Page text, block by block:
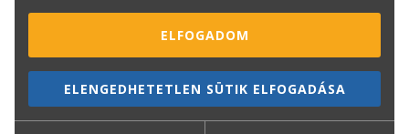
TOVÁBB
Leiratkozás
ELFOGADOM
ELENGEDHETETLEN SÜTIK ELFOGADÁSA